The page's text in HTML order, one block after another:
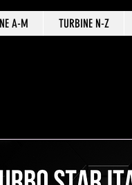
A-M TURBINE N-Z